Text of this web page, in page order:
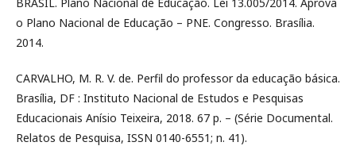
o Plano Nacional de Educação – PNE. Congresso. Brasília.
2014.
CARVALHO, M. R. V. de. Perfil do professor da educação básica.
Brasília, DF : Instituto Nacional de Estudos e Pesquisas
Educacionais Anísio Teixeira, 2018. 67 p. – (Série Documental.
Relatos de Pesquisa, ISSN 0140-6551; n. 41).